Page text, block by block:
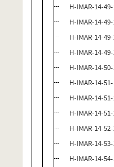
H-IMAR-14-
H-IMAR-14-
H-IMAR-14-
H-IMAR-14-
H-IMAR-14-
H-IMAR-14-
H-IMAR-14-
H-IMAR-14-
H-IMAR-14-
H-IMAR-14-
H-IMAR-14-